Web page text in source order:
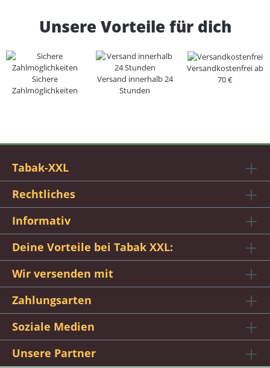
Unsere Vorteile für dich
Sichere
Zahlmöglichkeiten
Versand innerhalb 24
Stunden
Versandkostenfrei ab
70 €
Tabak-XXL
Rechtliches
Informativ
Deine Vorteile bei Tabak XXL:
Wir versenden mit
Zahlungsarten
Soziale Medien
Unsere Partner